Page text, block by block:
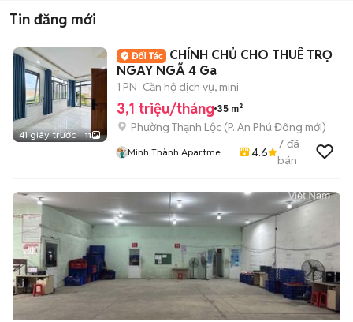
Tin đăng mới
41 giây trước 11
CHÍNH CHỦ CHO THUÊ TRỌ
NGAY NGÃ 4 Ga
1 PN Căn hộ dịch vụ, mini
3,1 triệu/tháng 35 m²
Phường Thạnh Lộc (P. An Phú Đông mới)
Minh Thành Apartment
4.6
7 đã
bán